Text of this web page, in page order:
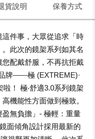
貨說明 保養方式
件事，大眾從追求「時
此次的鏡架系列如其名
配戴舒服，不再抗拒戴
牌——極 (EXTREME)·
！ 極‧舒適3.0系列鏡架
機能性方面做到極致。
無負擔」- 極輕：重量
面傾角設計採用最新的